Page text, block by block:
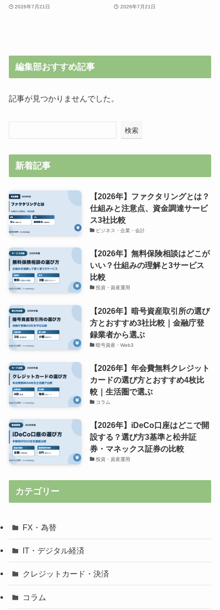
2026年7月21日 2026年7月21日
編集部おすすめ記事
記事が見つかりませんでした。
検索
新着記事
【2026年】ファクタリングとは？
仕組みと注意点、資金調達サービ
ス3社比較
ビジネス・企業・会計
【2026年】無料保険相談はどこが
いい？仕組みの理解と3サービス
比較
投資・資産運用
【2026年】暗号資産取引所の選び
方とおすすめ3社比較｜金融庁登
録業者から選ぶ
暗号資産・Web3
【2026年】年会費無料クレジット
カードの選び方とおすすめ4枚比
較｜生活圏で選ぶ
コラム
【2026年】iDeCo口座はどこで開
設する？選び方3基準と松井証
券・マネックス証券の比較
投資・資産運用
カテゴリー
FX・為替
IT・デジタル経済
クレジットカード・決済
コラム